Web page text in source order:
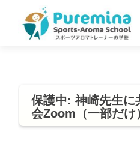
保護中: 神崎先生に
会Zoom（一部だけ